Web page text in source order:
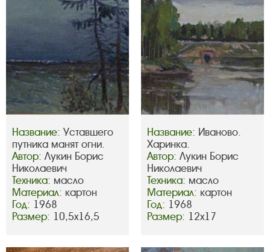
Название: Уставшего
путника манят огни.
Автор: Лукин Борис
Николаевич
Техника: масло
Материал: картон
Год: 1968
Размер: 10,5х16,5
Название: Иваново.
Харинка.
Автор: Лукин Борис
Николаевич
Техника: масло
Материал: картон
Год: 1968
Размер: 12х17